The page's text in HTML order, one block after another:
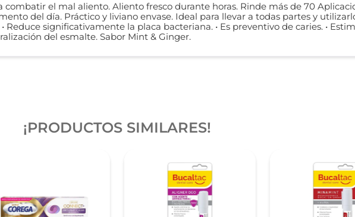
combatir el mal aliento. Aliento fresco durante horas. Rinde más de 70
del día. Práctico y liviano envase. Ideal para llevar a todas partes y
Reduce significativamente la placa bacteriana. • Es preventivo de caries. •
del esmalte. Sabor Mint & Ginger.
¡PRODUCTOS SIMILARES!